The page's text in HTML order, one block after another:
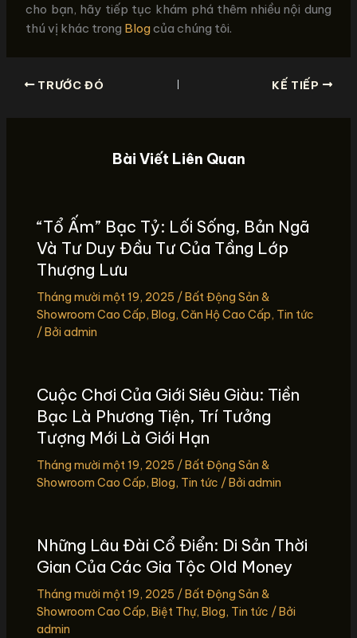
cho bạn, hãy tiếp tục khám phá thêm nhiều nội dung
thú vị khác trong Blogcủa chúng tôi.
TRƯỚC ĐÓ KẾ TIẾP
Bài Viết Liên Quan
“Tổ Ấm” Bạc Tỷ: Lối Sống, Bản Ngã
Và Tư Duy Đầu Tư Của Tầng Lớp
Thượng Lưu
Tháng mười một 19, 2025 /Bất Động Sản &
Showroom Cao Cấp, Blog, Căn Hộ Cao Cấp, Tin tức
/ Bởi admin
Cuộc Chơi Của Giới Siêu Giàu: Tiền
Bạc Là Phương Tiện, Trí Tưởng
Tượng Mới Là Giới Hạn
Tháng mười một 19, 2025 /Bất Động Sản &
Showroom Cao Cấp, Blog, Tin tức / Bởi admin
Những Lâu Đài Cổ Điển: Di Sản Thời
Gian Của Các Gia Tộc Old Money
Tháng mười một 19, 2025 /Bất Động Sản &
Showroom Cao Cấp, Biệt Thự, Blog, Tin tức / Bởi
admin